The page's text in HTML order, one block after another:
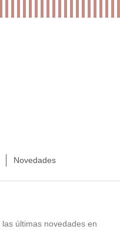
Novedades
últimas novedades en